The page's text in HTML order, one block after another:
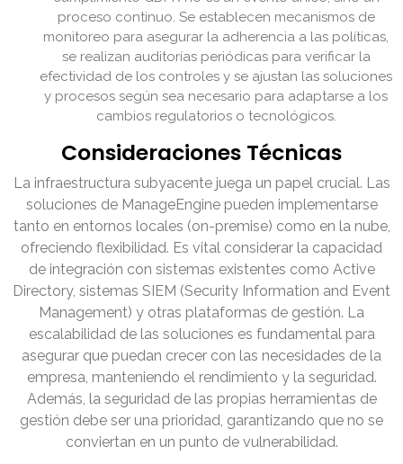
proceso continuo. Se establecen mecanismos de
monitoreo para asegurar la adherencia a las políticas,
se realizan auditorías periódicas para verificar la
efectividad de los controles y se ajustan las soluciones
y procesos según sea necesario para adaptarse a los
cambios regulatorios o tecnológicos.
Consideraciones Técnicas
La infraestructura subyacente juega un papel crucial. Las
soluciones de ManageEngine pueden implementarse
tanto en entornos locales (on-premise) como en la nube,
ofreciendo flexibilidad. Es vital considerar la capacidad
de integración con sistemas existentes como Active
Directory, sistemas SIEM (Security Information and Event
Management) y otras plataformas de gestión. La
escalabilidad de las soluciones es fundamental para
asegurar que puedan crecer con las necesidades de la
empresa, manteniendo el rendimiento y la seguridad.
Además, la seguridad de las propias herramientas de
gestión debe ser una prioridad, garantizando que no se
conviertan en un punto de vulnerabilidad.